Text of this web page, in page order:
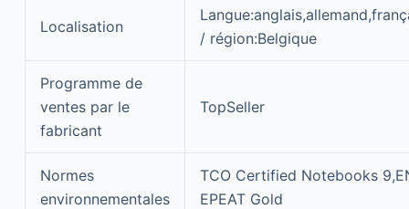
Localisation
/ région:Belgique
Programme de
ventes par le
fabricant
TopSeller
Normes
environnementales
TCO Certified Notebooks
EPEAT Gold